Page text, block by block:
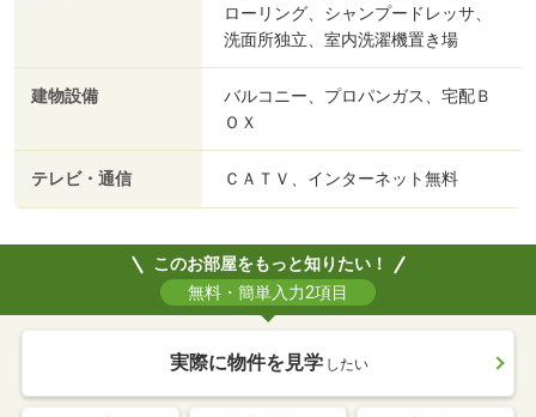
ローリング、シャンプードレッサ、
洗面所独立、室内洗濯機置き場
建物設備
バルコニー、プロパンガス、宅配Ｂ
ＯＸ
テレビ・通信 ＣＡＴＶ、インターネット無料
このお部屋をもっと知りたい！
無料・簡単入力2項目
実際に物件を見学 したい